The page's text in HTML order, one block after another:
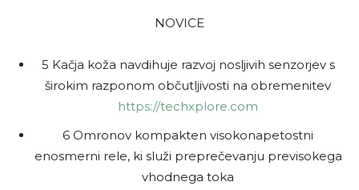
NOVICE
5 Kačja koža navdihuje razvoj nosljivih senzorjev s
širokim razponom občutljivosti na obremenitev
https://techxplore.com
6 Omronov kompakten visokonapetostni
enosmerni rele, ki služi preprečevanju previsokega
vhodnega toka